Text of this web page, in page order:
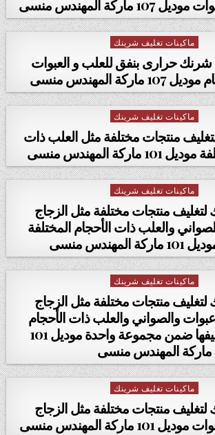
ماركة المهندس منسى
Posted in
ماكينات تغليف شرينك
شرنك حرارى بنفق للعلب و العبوات
المهندس منسى
Posted in
ماكينات تغليف شرينك
منتجات مختلفة مثل العلب ذات
المهندس منسى
Posted in
ماكينات تغليف شرينك
لتغليف منتجات مختلفة مثل الزجاج
والعلب ذات الأحجام المختلفة
منسى
Posted in
ماكينات تغليف شرينك
لتغليف منتجات مختلفة مثل الزجاج
والصواني والعلب ذات الأحجام
المختلفة وتغليفها ضمن مجموعة واحدة موديل 101
ماركة المهندس منسى
Posted in
ماكينات تغليف شرينك
لتغليف منتجات مختلفة مثل الزجاج
ماركة المهندس منسى